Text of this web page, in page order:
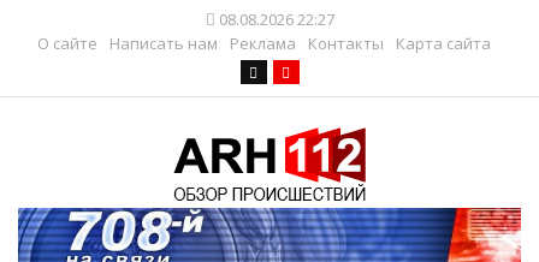
08.08.2026 22:27
О сайте
Написать нам Реклама Контакты Карта сайта